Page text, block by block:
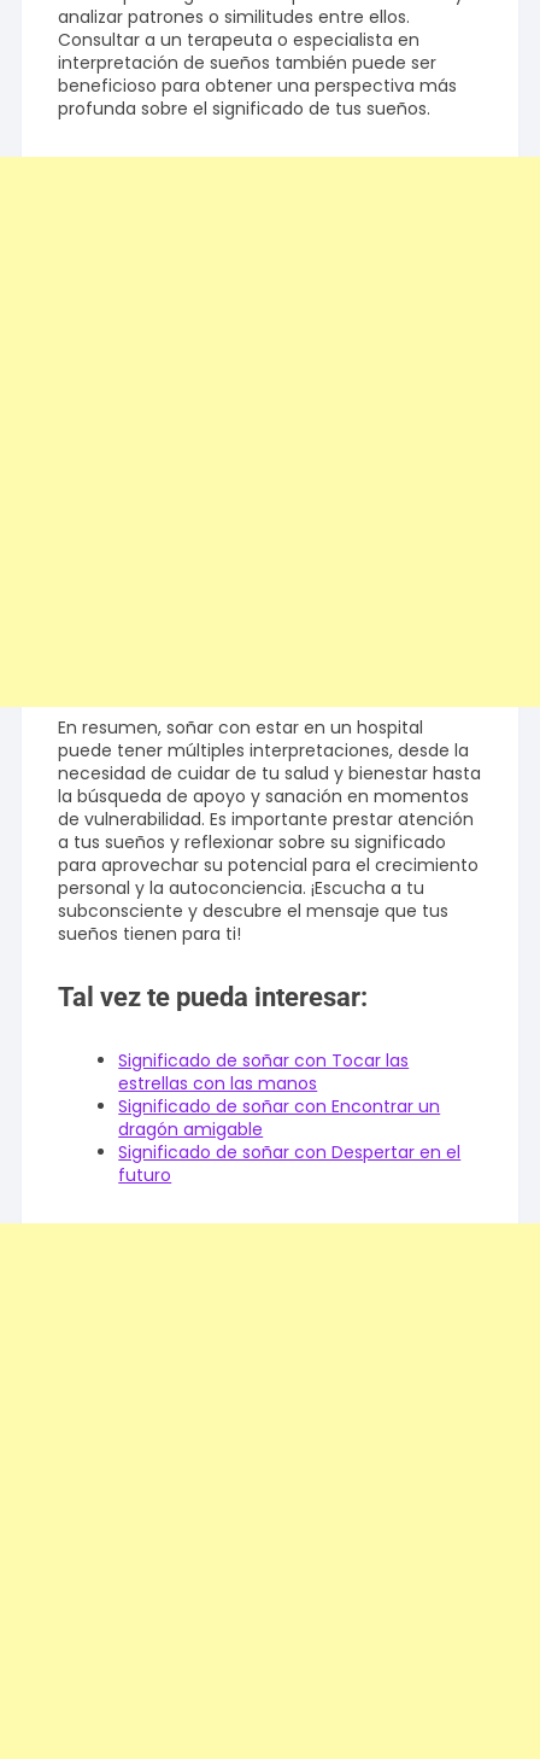
analizar patrones o similitudes entre ellos.
Consultar a un terapeuta o especialista en
interpretación de sueños también puede ser
beneficioso para obtener una perspectiva más
profunda sobre el significado de tus sueños.
En resumen, soñar con estar en un hospital
puede tener múltiples interpretaciones, desde la
necesidad de cuidar de tu salud y bienestar hasta
la búsqueda de apoyo y sanación en momentos
de vulnerabilidad. Es importante prestar atención
a tus sueños y reflexionar sobre su significado
para aprovechar su potencial para el crecimiento
personal y la autoconciencia. ¡Escucha a tu
subconsciente y descubre el mensaje que tus
sueños tienen para ti!
Tal vez te pueda interesar:
Significado de soñar con Tocar las
estrellas con las manos
Significado de soñar con Encontrar un
dragón amigable
Significado de soñar con Despertar en el
futuro